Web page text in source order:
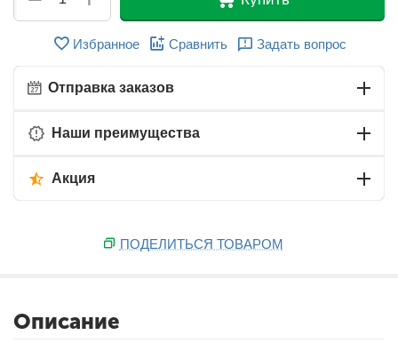
Избранное Сравнить Задать вопрос
Отправка заказов
Наши преимущества
Акция
ПОДЕЛИТЬСЯ ТОВАРОМ
Описание